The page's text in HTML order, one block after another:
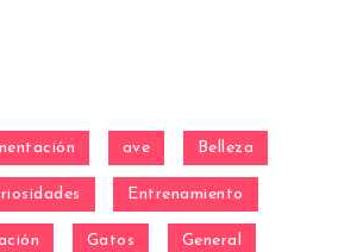
ave Belleza
Entrenamiento
Gatos General